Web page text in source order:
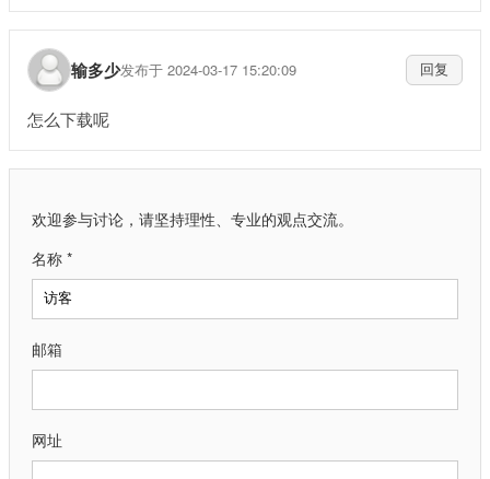
输多少发布于 2024-03-17 15:20:09 回复
怎么下载呢
欢迎参与讨论，请坚持理性、专业的观点交流。
名称 *
邮箱
网址